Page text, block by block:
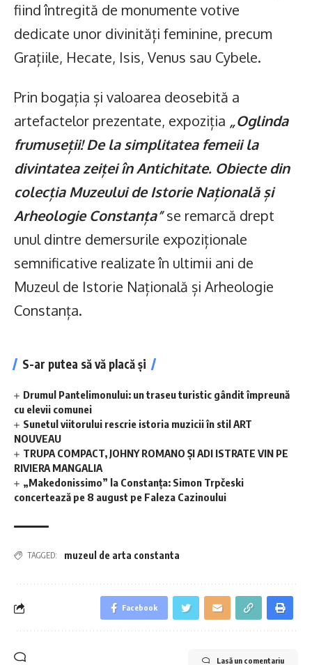
fiind întregită de monumente votive
dedicate unor divinități feminine, precum
Grațiile, Hecate, Isis, Venus sau Cybele.
Prin bogația și valoarea deosebită a
artefactelor prezentate, expoziția „Oglinda
frumuseții! De la simplitatea femeii la
divintatea zeiței în Antichitate. Obiecte din
colecția Muzeului de Istorie Națională și
Arheologie Constanța”se remarcă drept
unul dintre demersurile expoziționale
semnificative realizate în ultimii ani de
Muzeul de Istorie Națională și Arheologie
Constanța.
S-ar putea să vă placă și
Drumul Pantelimonului: un traseu turistic gândit împreună
cu elevii comunei
Sunetul viitorului rescrie istoria muzicii în stil ART
NOUVEAU
TRUPA COMPACT, JOHNY ROMANO ȘI ADI ISTRATE VIN PE
RIVIERA MANGALIA
„Makedonissimo” la Constanța: Simon Trpčeski
concertează pe 8 august pe Faleza Cazinoului
TAGGED: muzeul de arta constanta
Facebook
Lasă un comentariu